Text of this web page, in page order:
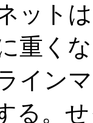
ット
重く
イン
る。